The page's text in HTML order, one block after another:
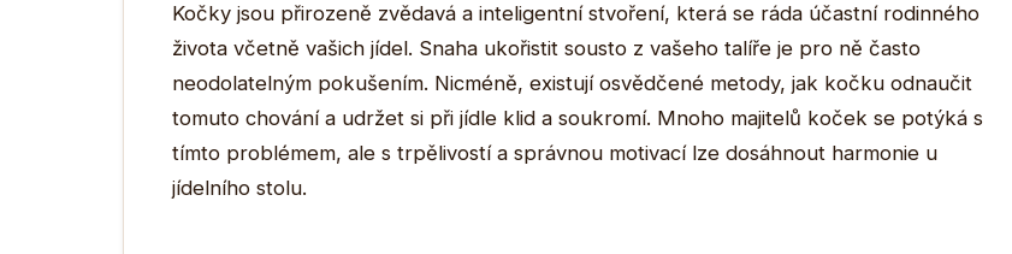
Kočky jsou přirozeně zvědavá a inteligentní stvoření, která se ráda účastní rodinného
života včetně vašich jídel. Snaha ukořistit sousto z vašeho talíře je pro ně často
neodolatelným pokušením. Nicméně, existují osvědčené metody, jak kočku odnaučit
tomuto chování a udržet si při jídle klid a soukromí. Mnoho majitelů koček se potýká s
tímto problémem, ale s trpělivostí a správnou motivací lze dosáhnout harmonie u
jídelního stolu.